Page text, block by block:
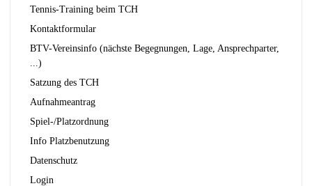
Tennis-Training beim TCH
Kontaktformular
BTV-Vereinsinfo (nächste Begegnungen, Lage, Ansprechparter,
...)
Satzung des TCH
Aufnahmeantrag
Spiel-/Platzordnung
Info Platzbenutzung
Datenschutz
Login